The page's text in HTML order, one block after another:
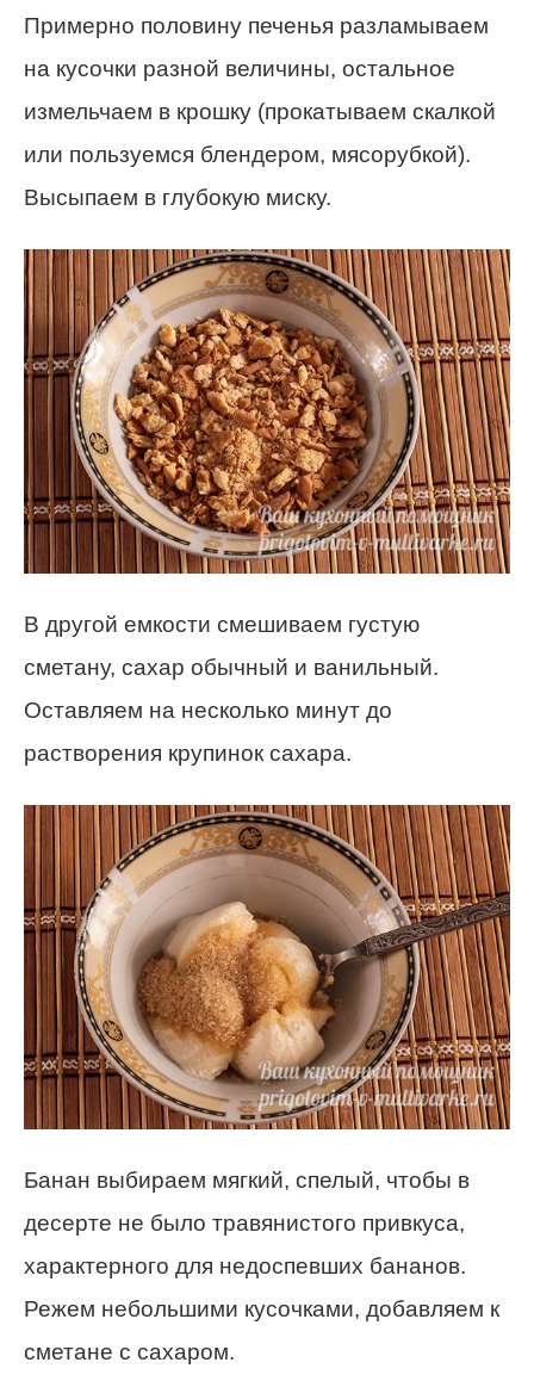
Примерно половину печенья разламываем
на кусочки разной величины, остальное
измельчаем в крошку (прокатываем скалкой
или пользуемся блендером, мясорубкой).
Высыпаем в глубокую миску.
В другой емкости смешиваем густую
сметану, сахар обычный и ванильный.
Оставляем на несколько минут до
растворения крупинок сахара.
Банан выбираем мягкий, спелый, чтобы в
десерте не было травянистого привкуса,
характерного для недоспевших бананов.
Режем небольшими кусочками, добавляем к
сметане с сахаром.